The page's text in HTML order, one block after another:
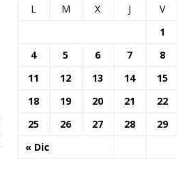
L M X J V
« Dic
1
4
5 6 7 8
11
12 13 14 15
18
19 20 21 22
25
26 27 28 29